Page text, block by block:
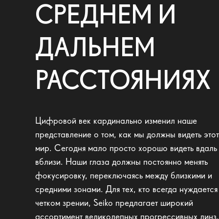
СРЕДНЕМ И
ДАЛЬНЕМ
РАССТОЯНИЯХ
Цифровой век кардинально изменил наше
представление о том, как мы должны видеть этот
мир. Сегодня мало просто хорошо видеть
вблизи. Наши глаза должны постоянно менять
фокусировку, переключаясь между близкими и
средними зонами. Для тех, кто всегда
четком зрении, Seiko предлагает широкий
ассортимент великолепных прогрессивных линз,